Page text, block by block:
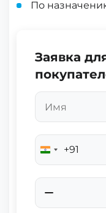
По
Заявка
India
+91
+91